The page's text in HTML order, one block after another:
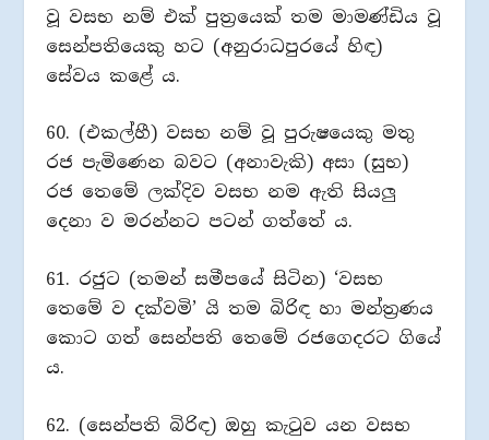
වූ වසභ නම් එක් පුත්‍රයෙක් තම මාමණ්ඩිය වූ
සෙන්පතියෙකු හට (අනුරාධපුරයේ හිඳ)
සේවය කළේ ය.
60. (එකල්හී) වසභ නම් වූ පුරුෂයෙකු මතු
රජ පැමිණෙන බවට (අනාවැකි) අසා (සුභ)
රජ තෙමේ ලක්දිව වසභ නම ඇති සියලු
දෙනා ව මරන්නට පටන් ගත්තේ ය.
61. රජුට (තමන් සමීපයේ සිටින) ‘වසභ
තෙමේ ව දක්වමි’ යි තම බිරිඳ හා මන්ත්‍රණය
කොට ගත් සෙන්පති තෙමේ රජගෙදරට ගියේ
ය.
62. (සෙන්පති බිරිඳ) ඔහු කැටුව යන වසභ